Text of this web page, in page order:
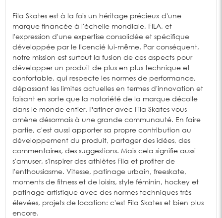
Fila Skates est à la fois un héritage précieux d'une
marque financée à l'échelle mondiale, FILA, et
l'expression d'une expertise consolidée et spécifique
développée par le licencié lui-même. Par conséquent,
notre mission est surtout la fusion de ces aspects pour
développer un produit de plus en plus technique et
confortable, qui respecte les normes de performance,
dépassant les limites actuelles en termes d'innovation et
faisant en sorte que la notoriété de la marque décolle
dans le monde entier. Patiner avec Fila Skates vous
amène désormais à une grande communauté. En faire
partie, c'est aussi apporter sa propre contribution au
développement du produit, partager des idées, des
commentaires, des suggestions. Mais cela signifie aussi
s'amuser, s'inspirer des athlètes Fila et profiter de
l'enthousiasme. Vitesse, patinage urbain, freeskate,
moments de fitness et de loisirs, style féminin, hockey et
patinage artistique avec des normes techniques très
élevées, projets de location: c'est Fila Skates et bien plus
encore.